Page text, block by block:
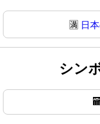
🈵 日
シン
🏧